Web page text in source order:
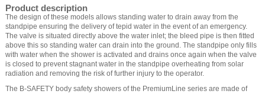
Product description
The design of these models allows standing water to drain away from the
standpipe ensuring the delivery of tepid water in the event of an emergency.
The valve is situated directly above the water inlet; the bleed pipe is then fitted
above this so standing water can drain into the ground. The standpipe only fills
with water when the shower is activated and drains once again when the valve
is closed to prevent stagnant water in the standpipe overheating from solar
radiation and removing the risk of further injury to the operator.
The B-SAFETY body safety showers of the PremiumLine series are made of